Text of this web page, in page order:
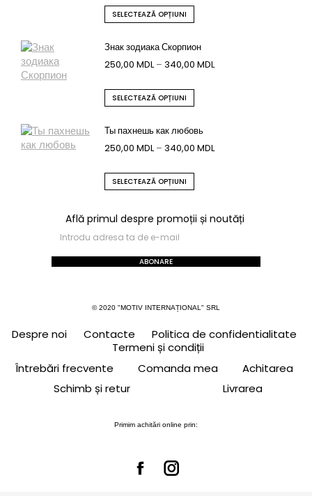
SELECTEAZĂ OPȚIUNI
Знак зодиака Скорпион
250,00 MDL – 340,00 MDL
SELECTEAZĂ OPȚIUNI
Ты пахнешь как любовь
250,00 MDL – 340,00 MDL
SELECTEAZĂ OPȚIUNI
Află primul despre promoții și noutăți
ABONARE
© 2020 "MOTIV INTERNAȚIONAL" SRL
Despre noi Contacte
Politica de confidentialitate
Termeni și condiții
Întrebări frecvente
Comanda mea
Achitarea
Schimb și retur
Livrarea
Primim achitări online prin: